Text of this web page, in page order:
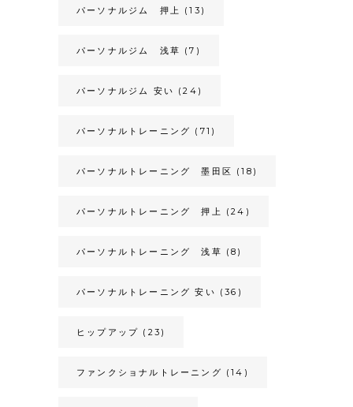
パーソナルジム 押上 (13)
パーソナルジム 浅草 (7)
パーソナルジム 安い (24)
パーソナルトレーニング (71)
パーソナルトレーニング 墨田区 (18)
パーソナルトレーニング 押上 (24)
パーソナルトレーニング 浅草 (8)
パーソナルトレーニング 安い (36)
ヒップアップ (23)
ファンクショナルトレーニング (14)